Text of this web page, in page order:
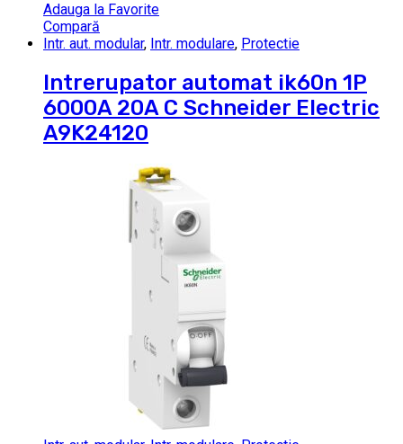
Adauga la Favorite
Compară
Intr. aut. modular, Intr. modulare, Protectie
Intrerupator automat ik60n 1P
6000A 20A C Schneider Electric
A9K24120